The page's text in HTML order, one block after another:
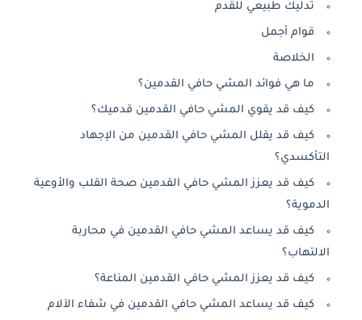
تدليك طبيعي للقدم
قوام أجمل
الخلاصة
ما هي فوائد المشي حافي القدمين؟
كيف قد يقوي المشي حافي القدمين قدميك؟
كيف قد يقلل المشي حافي القدمين من الإجهاد
التأكسدي؟
كيف قد يعزز المشي حافي القدمين صحة القلب والأوعية
الدموية؟
كيف قد يساعد المشي حافي القدمين في محاربة
الالتهاب؟
كيف قد يعزز المشي حافي القدمين المناعة؟
كيف قد يساعد المشي حافي القدمين في شفاء الآلام